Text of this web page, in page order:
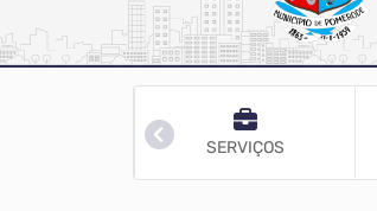
SERVIÇOS